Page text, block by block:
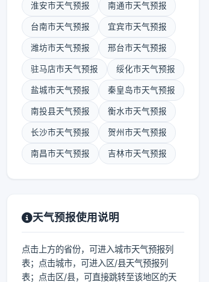
淮安市天气预报 南通市天气预报
台南市天气预报 宜宾市天气预报
潍坊市天气预报 邢台市天气预报
驻马店市天气预报 绥化市天气预报
盐城市天气预报 秦皇岛市天气预报
南投县天气预报 衡水市天气预报
长沙市天气预报 贺州市天气预报
南昌市天气预报 吉林市天气预报
天气预报使用说明
点击上方的省份，可进入城市天气预报列
表；点击城市，可进入区/县天气预报列
表；点击区/县，可直接跳转至该地区的天